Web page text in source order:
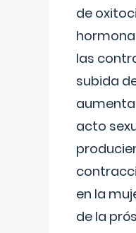
de
las
subida
acto
en la
de la